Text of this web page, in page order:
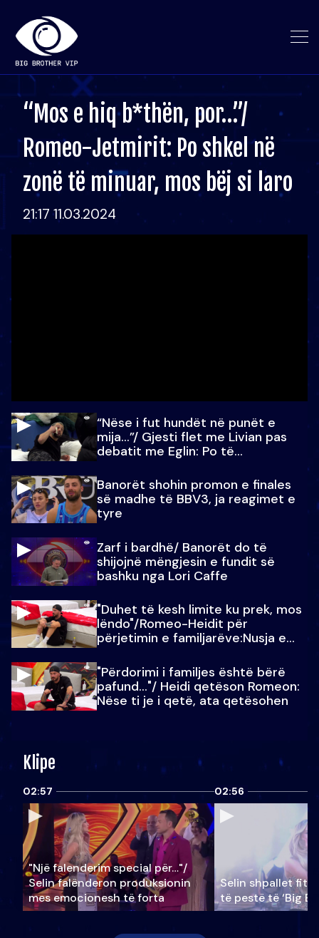
“Mos e hiq b*thën, por…”/
Romeo-Jetmirit: Po shkel në
zonë të minuar, mos bëj si laro
21:17 11.03.2024
“Nëse i fut hundët në punët e
mija…”/ Gjesti flet me Livian pas
debatit me Eglin: Po të
Banorët shohin promon e finales
së madhe të BBV3, ja reagimet e
tyre
Zarf i bardhë/ Banorët do të
shijojnë mëngjesin e fundit së
bashku nga Lori Caffe
"Duhet të kesh limite ku prek, mos
lëndo"/Romeo-Heidit për
përjetimin e familjarëve:Nusja e
"Përdorimi i familjes është bërë
pafund…"/ Heidi qetëson Romeon:
Nëse ti je i qetë, ata qetësohen
Klipe
02:57
"Një falenderim special për…"/
Selin falënderon produksionin
mes emocionesh të forta
02:56
Selin shpallet
të pestë të ‘Big